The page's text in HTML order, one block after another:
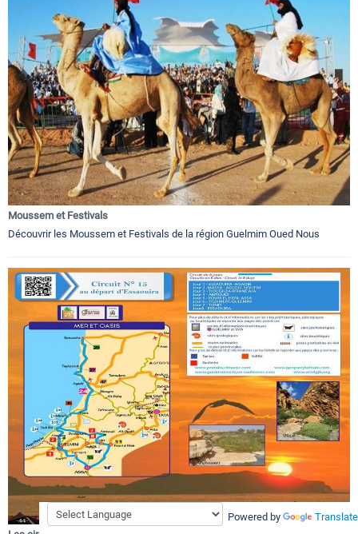
Moussem et Festivals
Découvrir les Moussem et Festivals de la région Guelmim Oued Nous
Powered by Translate